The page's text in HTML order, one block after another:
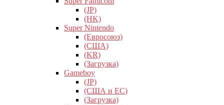
(JP)
(HK)
Super Nintendo
(Евросоюз)
(США)
(KR)
(Загрузка)
Gameboy
(JP)
(США и ЕС)
(Загрузка)